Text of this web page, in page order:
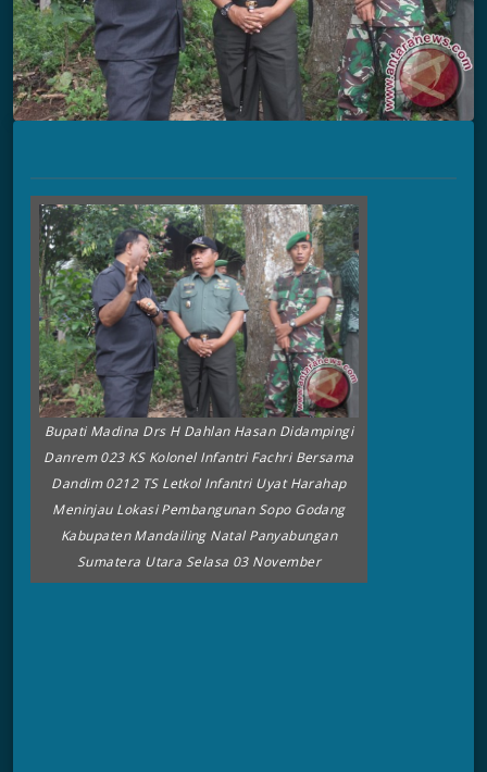
Bupati Madina Drs H Dahlan Hasan Didampingi
Danrem 023 KS Kolonel Infantri Fachri Bersama
Dandim 0212 TS Letkol Infantri Uyat Harahap
Meninjau Lokasi Pembangunan Sopo Godang
Kabupaten Mandailing Natal Panyabungan
Sumatera Utara Selasa 03 November